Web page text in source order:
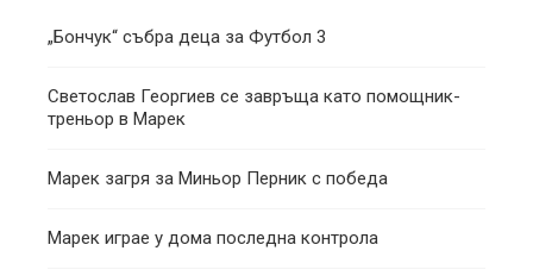
„Бончук“ събра деца за Футбол 3
Светослав Георгиев се завръща като помощник-
треньор в Марек
Марек загря за Миньор Перник с победа
Марек играе у дома последна контрола